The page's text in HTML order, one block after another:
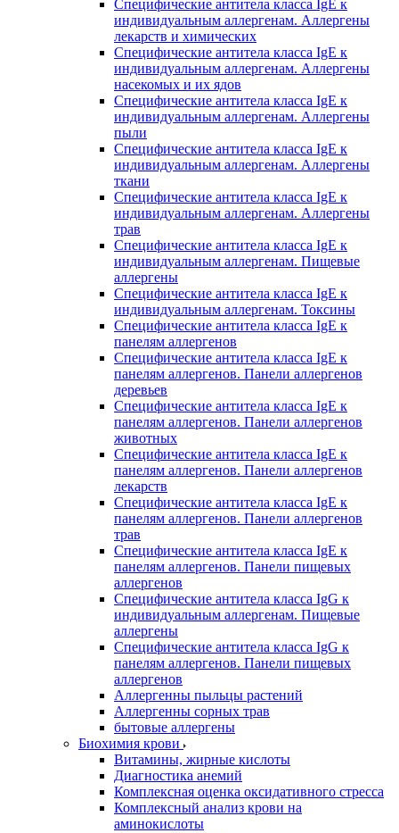
Специфические антитела класса IgE к
индивидуальным аллергенам. Аллергены
лекарств и химических
Специфические антитела класса IgE к
индивидуальным аллергенам. Аллергены
насекомых и их ядов
Специфические антитела класса IgE к
индивидуальным аллергенам. Аллергены
пыли
Специфические антитела класса IgE к
индивидуальным аллергенам. Аллергены
ткани
Специфические антитела класса IgE к
индивидуальным аллергенам. Аллергены
трав
Специфические антитела класса IgE к
индивидуальным аллергенам. Пищевые
аллергены
Специфические антитела класса IgE к
индивидуальным аллергенам. Токсины
Специфические антитела класса IgE к
панелям аллергенов
Специфические антитела класса IgE к
панелям аллергенов. Панели аллергенов
деревьев
Специфические антитела класса IgE к
панелям аллергенов. Панели аллергенов
животных
Специфические антитела класса IgE к
панелям аллергенов. Панели аллергенов
лекарств
Специфические антитела класса IgE к
панелям аллергенов. Панели аллергенов
трав
Специфические антитела класса IgE к
панелям аллергенов. Панели пищевых
аллергенов
Специфические антитела класса IgG к
индивидуальным аллергенам. Пищевые
аллергены
Специфические антитела класса IgG к
панелям аллергенов. Панели пищевых
аллергенов
Аллергенны пыльцы растений
Аллергенны сорных трав
бытовые аллергены
Биохимия крови
Витамины, жирные кислоты
Диагностика анемий
Комплексная оценка оксидативного стресса
Комплексный анализ крови на
аминокислоты